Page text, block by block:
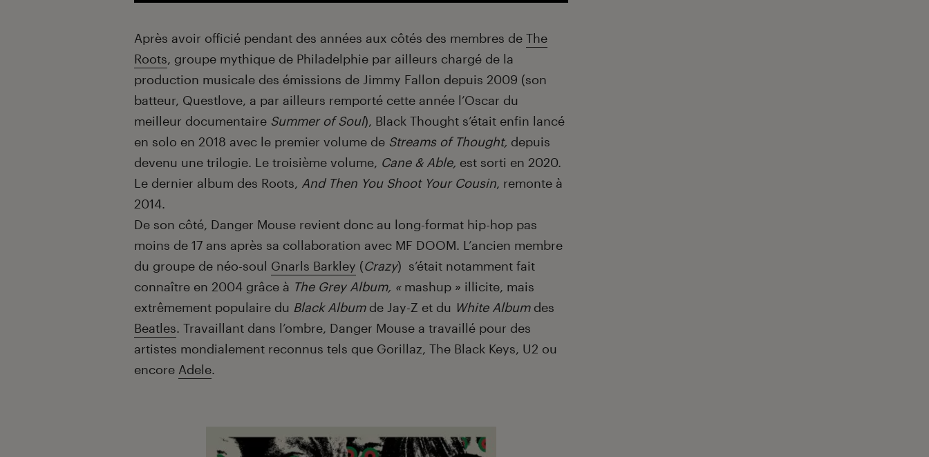
Après avoir officié pendant des années aux côtés des membres de The
Roots, groupe mythique de Philadelphie par ailleurs chargé de la
production musicale des émissions de Jimmy Fallon depuis 2009 (son
batteur, Questlove, a par ailleurs remporté cette année l’Oscar du
meilleur documentaire Summer of Soul), Black Thought s’était enfin lancé
en solo en 2018 avec le premier volume de Streams of Thought, depuis
devenu une trilogie. Le troisième volume, Cane & Able, est sorti en 2020.
Le dernier album des Roots, And Then You Shoot Your Cousin, remonte à
2014.
De son côté, Danger Mouse revient donc au long-format hip-hop pas
moins de 17 ans après sa collaboration avec MF DOOM. L’ancien membre
du groupe de néo-soul Gnarls Barkley (Crazy) s’était notamment fait
connaître en 2004 grâce à The Grey Album, « mashup » illicite, mais
extrêmement populaire du Black Album de Jay-Z et du White Album des
Beatles. Travaillant dans l’ombre, Danger Mouse a travaillé pour des
artistes mondialement reconnus tels que Gorillaz, The Black Keys, U2 ou
encore Adele.